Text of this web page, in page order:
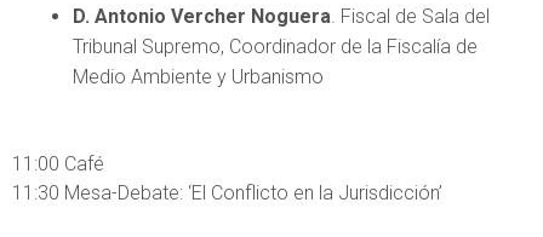
D. Antonio Vercher Noguera. Fiscal de Sala del
Tribunal Supremo, Coordinador de la Fiscalía de
Medio Ambiente y Urbanismo
11:00 Café
11:30 Mesa-Debate: ‘El Conflicto en la Jurisdicción’